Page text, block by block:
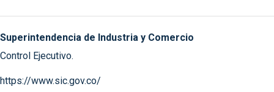
Superintendencia de Industria y Comercio
Control Ejecutivo.
https://www.sic.gov.co/